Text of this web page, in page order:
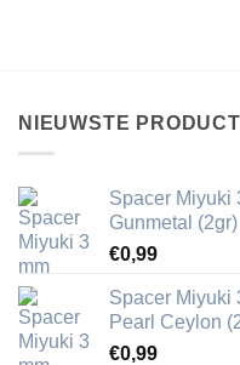
NIEUWSTE
Spacer Miyuki
Gunmetal (2gr)
€0,99
Spacer Miyuki
Pearl Ceylon
€0,99